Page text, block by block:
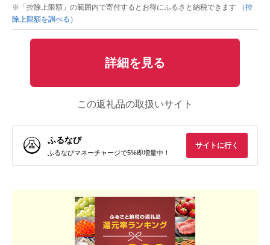
※「控除上限額」の範囲内で寄付するとお得にふるさと納税できます
（控
除上限額を調べる）
詳細を見る
この返礼品の取扱いサイト
ふるなび
ふるなびマネーチャージで5%即増量中！
サイトに行く